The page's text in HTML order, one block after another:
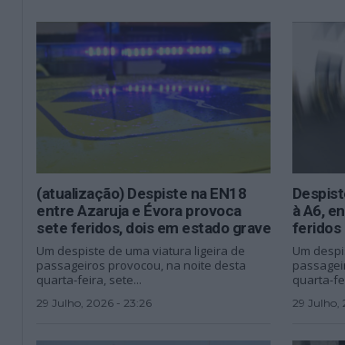
(atualização) Despiste na EN18
entre Azaruja e Évora provoca
sete feridos, dois em estado grave
Um despiste de uma viatura ligeira de
passageiros provocou, na noite desta
quarta-feira, sete...
29 Julho, 2026 - 23:26
à A6,
feridos
Um
quarta-
29 Julho,